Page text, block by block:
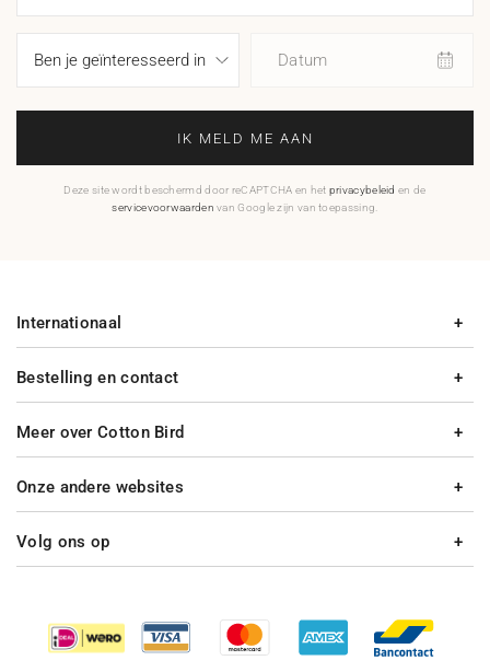
Datum
IK MELD ME AAN
Deze site wordt beschermd door reCAPTCHA en het privacybeleid en de
servicevoorwaarden van Google zijn van toepassing.
Bestelling en contact
Meer over Cotton Bird
Internationaal
Onze andere websites
Volg ons op